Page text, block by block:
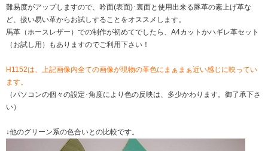
難易度がアップしますので、吟面(表面)･裏面と使用出来る豚革の素上げ革な
ど、扱い易い革からお試しすることをオススメします。
馬革（ホースレザー）での制作が初めてでしたら、A4カットかハギレ革セット
（お試し用）もありますのでご利用下さい！
H1152は、上記画像内全ての画像が現物の革色にまぁまぁ近い感じに映ってい
ます。
（パソコンの個々の設定･角度により色の反映は、多少かわります。御了承下さ
い）
↓他のグリーン系の色合いとの比較です。